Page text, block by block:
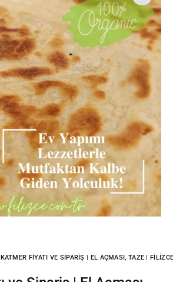
KATMER FIYATI VE SIPARIŞ | EL AÇMASI, TAZE |